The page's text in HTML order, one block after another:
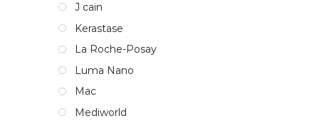
J cain
Kerastase
La Roche-Posay
Luma Nano
Mac
Mediworld